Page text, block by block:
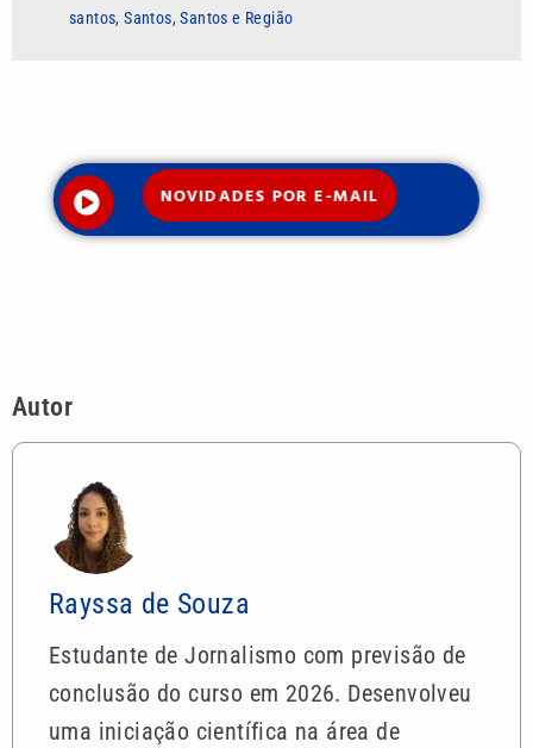
NOVIDADES POR E-MAIL
santos,Santos,Santos e Região
conclusão do curso em 2026. Desenvolveu
ênfase na violência contra jornalistas
brasileiros durante o governo Bolsonaro.
Como estagiária no portal, alia o
aprendizado acadêmico à prática do
jornalismo digital, sempre com olhar atento
para temas sociais e de relevância pública.